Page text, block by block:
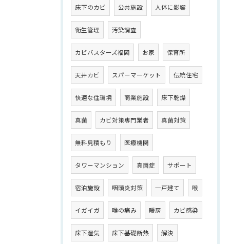
床下のカビ 公共施設 人体に影響
衛生管理 汚染調査
カビバスターズ福岡 お家 保育所
天井カビ スパーマーケット 伝統住宅
快適な住環境 商業施設 床下乾燥
真菌 カビ対策専門業者 真菌対策
無料見積もり 医療機関
タワーマンション 真菌症 サポート
宿泊施設 咽頭炎対策 一戸建て 喉
イガイガ 喉の痛み 暖房 カビ感染
床下湿気 床下基礎断熱 解決